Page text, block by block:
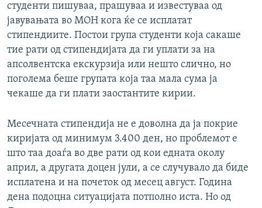
студенти пишуваа, прашуваа и известуваа од
јавувањата во МОН кога ќе се исплатат
стипендиите. Постои група студенти која сакаше
тие рати од стипендијата да ги уплати за на
апсолвентска екскурзија или нешто слично, но
поголема беше групата која таа мала сума ја
чекаше да ги плати заостантите кирии.
Месечната стипендија не е доволна да ја покрие
киријата од минимум 3.400 ден, но проблемот е
што таа доаѓа во две рати од кои едната околу
април, а другата доцен јули, а се случувало да биде
исплатена и на почеток од месец август. Година
дена подоцна ситуацијата потполно иста. Но од